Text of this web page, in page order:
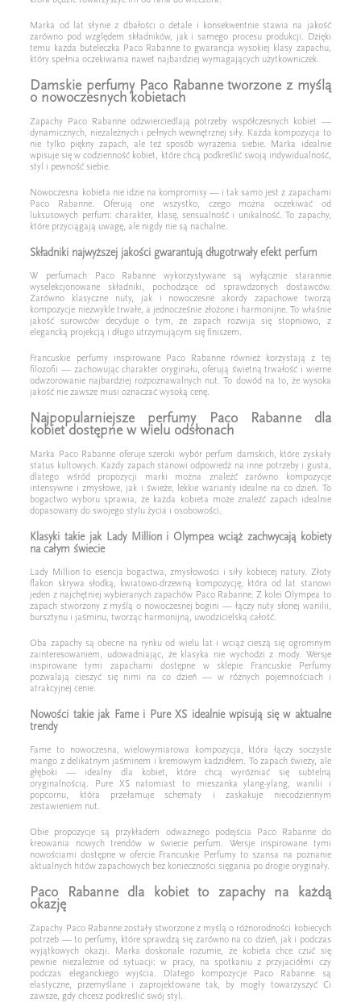
Marka od lat słynie z dbałości o detale i konsekwentnie stawia na jakość
zarówno pod względem składników, jak i samego procesu produkcji. Dzięki
temu każda buteleczka Paco Rabanne to gwarancja wysokiej klasy zapachu,
który spełnia oczekiwania nawet najbardziej wymagających użytkowniczek.
Damskie perfumy Paco Rabanne tworzone z myślą
o nowoczesnych kobietach
Zapachy Paco Rabanne odzwierciedlają potrzeby współczesnych kobiet —
dynamicznych, niezależnych i pełnych wewnętrznej siły. Każda kompozycja to
nie tylko piękny zapach, ale też sposób wyrażenia siebie. Marka idealnie
wpisuje się w codzienność kobiet, które chcą podkreślić swoją indywidualność,
styl i pewność siebie.
Nowoczesna kobieta nie idzie na kompromisy — i tak samo jest z zapachami
Paco Rabanne. Oferują one wszystko, czego można oczekiwać od
luksusowych perfum: charakter, klasę, sensualność i unikalność. To zapachy,
które przyciągają uwagę, ale nigdy nie są nachalne.
Składniki najwyższej jakości gwarantują długotrwały efekt perfum
W perfumach Paco Rabanne wykorzystywane są wyłącznie starannie
wyselekcjonowane składniki, pochodzące od sprawdzonych dostawców.
Zarówno klasyczne nuty, jak i nowoczesne akordy zapachowe tworzą
kompozycje niezwykle trwałe, a jednocześnie złożone i harmonijne. To właśnie
jakość surowców decyduje o tym, że zapach rozwija się stopniowo, z
elegancką projekcją i długo utrzymującym się finiszem.
Francuskie perfumy inspirowane Paco Rabanne również korzystają z tej
filozofii — zachowując charakter oryginału, oferują świetną trwałość i wierne
odwzorowanie najbardziej rozpoznawalnych nut. To dowód na to, że wysoka
jakość nie zawsze musi oznaczać wysoką cenę.
Najpopularniejsze perfumy Paco Rabanne dla
kobiet dostępne w wielu odsłonach
Marka Paco Rabanne oferuje szeroki wybór perfum damskich, które zyskały
status kultowych. Każdy zapach stanowi odpowiedź na inne potrzeby i gusta,
dlatego wśród propozycji marki można znaleźć zarówno kompozycje
intensywne i zmysłowe, jak i świeże, lekkie warianty idealne na co dzień. To
bogactwo wyboru sprawia, że każda kobieta może znaleźć zapach idealnie
dopasowany do swojego stylu życia i osobowości.
Klasyki takie jak Lady Million i Olympea wciąż zachwycają kobiety
na całym świecie
Lady Million to esencja bogactwa, zmysłowości i siły kobiecej natury. Złoty
flakon skrywa słodką, kwiatowo-drzewną kompozycję, która od lat stanowi
jeden z najchętniej wybieranych zapachów Paco Rabanne. Z kolei Olympea to
zapach stworzony z myślą o nowoczesnej bogini — łączy nuty słonej wanilii,
bursztynu i jaśminu, tworząc harmonijną, uwodzicielską całość.
Oba zapachy są obecne na rynku od wielu lat i wciąż cieszą się ogromnym
zainteresowaniem, udowadniając, że klasyka nie wychodzi z mody. Wersje
inspirowane tymi zapachami dostępne w sklepie Francuskie Perfumy
pozwalają cieszyć się nimi na co dzień — w różnych pojemnościach i
atrakcyjnej cenie.
Nowości takie jak Fame i Pure XS idealnie wpisują się w aktualne
trendy
Fame to nowoczesna, wielowymiarowa kompozycja, która łączy soczyste
mango z delikatnym jaśminem i kremowym kadzidłem. To zapach świeży, ale
głęboki — idealny dla kobiet, które chcą wyróżniać się subtelną
oryginalnością. Pure XS natomiast to mieszanka ylang-ylang, wanilii i
popcornu, która przełamuje schematy i zaskakuje niecodziennym
zestawieniem nut.
Obie propozycje są przykładem odważnego podejścia Paco Rabanne do
kreowania nowych trendów w świecie perfum. Wersje inspirowane tymi
nowościami dostępne w ofercie Francuskie Perfumy to szansa na poznanie
aktualnych hitów zapachowych bez konieczności sięgania po drogie oryginały.
Paco Rabanne dla kobiet to zapachy na każdą
okazję
Zapachy Paco Rabanne zostały stworzone z myślą o różnorodności kobiecych
potrzeb — to perfumy, które sprawdzą się zarówno na co dzień, jak i podczas
wyjątkowych okazji. Marka doskonale rozumie, że kobieta chce czuć się
pewnie niezależnie od sytuacji: w pracy, na spotkaniu z przyjaciółmi czy
podczas eleganckiego wyjścia. Dlatego kompozycje Paco Rabanne są
elastyczne, przemyślane i zaprojektowane tak, by mogły towarzyszyć Ci
zawsze, gdy chcesz podkreślić swój styl.